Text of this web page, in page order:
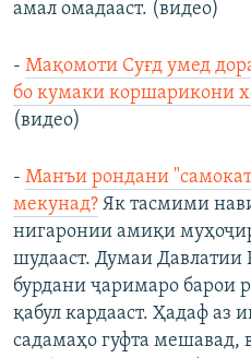
амал омадааст. (видео)
- Мақомоти Суғд умед
бо кумаки коршарикони
(видео)
- Манъи рондани
мекунад? Як тасмими
нигаронии амиқи
шудааст. Думаи Давлатии
бурдани ҷаримаро барои
қабул кардааст. Ҳадаф
садамаҳо гуфта